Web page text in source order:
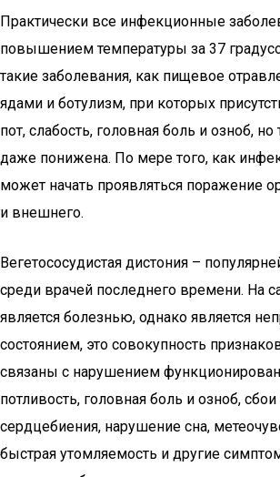
Практически все инфекционные
повышением температуры за 37
такие заболевания, как пищевое
ядами и ботулизм, при которых
пот, слабость, головная боль и озноб, но
даже понижена. По мере того, как
может начать проявляться поражение
и внешнего.
Вегетососудистая дистония –
среди врачей последнего времени. На
является болезнью, однако является
состоянием, это совокупность
связаны с нарушением
потливость, головная боль и озноб,
сердцебиения, нарушение сна,
быстрая утомляемость и другие